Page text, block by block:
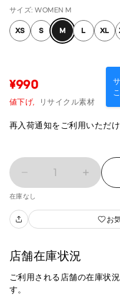
サイズ: WOMEN M
XS S M L XL
¥990
値下げ, リサイクル素材
再入荷通知をご利用いただ
1
在庫なし
お
店舗在庫状況
ご利用される店舗の在庫状
す。